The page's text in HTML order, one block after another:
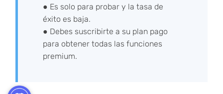
● Es solo para probar y la tasa de
éxito es baja.
● Debes suscribirte a su plan pago
para obtener todas las funciones
premium.